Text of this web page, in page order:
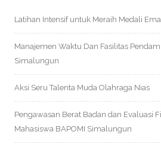
Latihan Intensif untuk Meraih Medali
Manajemen Waktu Dan Fasilitas
Simalungun
Aksi Seru Talenta Muda Olahraga Nias
Pengawasan Berat Badan dan Evaluasi
Mahasiswa BAPOMI Simalungun